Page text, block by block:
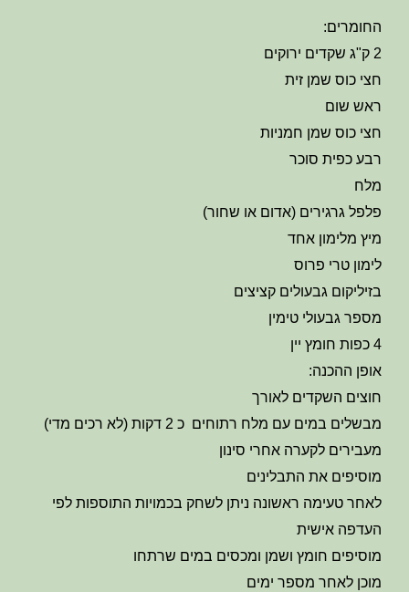
החומרים:
2 ק"ג שקדים ירוקים
חצי כוס שמן זית
ראש שום
חצי כוס שמן חמניות
רבע כפית סוכר
מלח
פלפל גרגירים (אדום או שחור)
מיץ מלימון אחד
לימון טרי פרוס
בזיליקום גבעולים קציצים
מספר גבעולי טימין
4 כפות חומץ יין
אופן ההכנה:
חוצים השקדים לאורך
מבשלים במים עם מלח רתוחים כ 2 דקות (לא רכים מדי)
מעבירים לקערה אחרי סינון
מוסיפים את התבלינים
לאחר טעימה ראשונה ניתן לשחק בכמויות התוספות לפי
העדפה אישית
מוסיפים חומץ ושמן ומכסים במים שרתחו
מוכן לאחר מספר ימים